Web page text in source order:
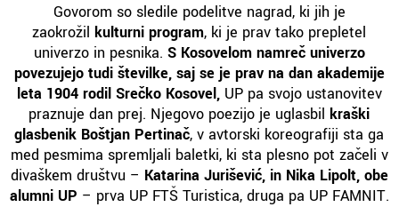
Govorom so sledile podelitve nagrad, ki jih je
zaokrožilkulturni program, ki je prav tako prepletel
univerzo in pesnika. S Kosovelom namreč univerzo
povezujejo tudi številke, saj se je prav na dan akademije
leta 1904 rodil Srečko Kosovel,UP pa svojo ustanovitev
praznuje dan prej. Njegovo poezijo je uglasbilkraški
glasbenik Boštjan Pertinač, v avtorski koreografiji sta ga
med pesmima spremljali baletki, ki sta plesno pot začeli v
divaškem društvu – Katarina Jurišević, in Nika Lipolt, obe
alumni UP – prva UP FTŠ Turistica, druga pa UP FAMNIT.